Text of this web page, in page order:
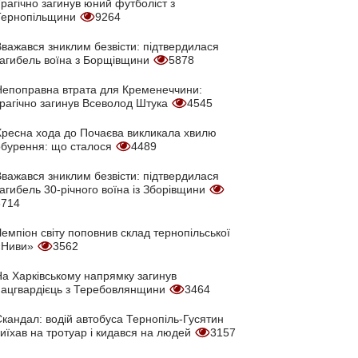
Трагічно загинув юний футболіст з
9264
зниклим безвісти: підтвердилася
воїна з Борщівщини
5878
втрата для Кременеччини:
загинув Всеволод Штука
4545
хода до Почаєва викликала хвилю
що сталося
4489
зниклим безвісти: підтвердилася
30-річного воїна із Зборівщини
світу поповнив склад тернопільської
3562
Харківському напрямку загинув
з Теребовлянщини
3464
водій автобуса Тернопіль-Гусятин
на тротуар і кидався на людей
3157